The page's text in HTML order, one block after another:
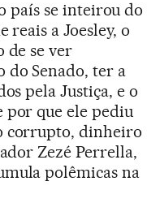
país se inteirou do
reais a Joesley, o
de se ver
Senado, ter a
pela Justiça, e o
por que ele pediu
corrupto, dinheiro
Zezé Perrella,
polêmicas na